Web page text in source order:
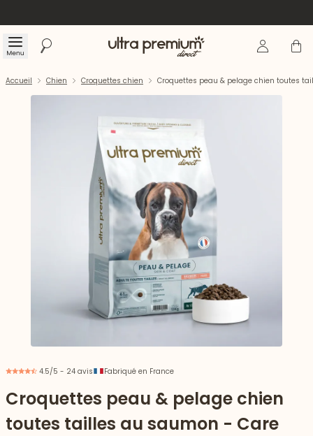
Menu Rechercher Accueil Se Panier
Accueil Chien Croquettes chien Croquettes peau & pelage chien toutes
4.5/5 - 24 avis Fabriqué en France
Croquettes peau & pelage chien
toutes tailles au saumon - Care